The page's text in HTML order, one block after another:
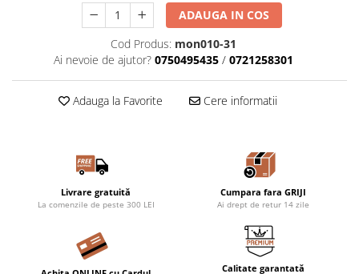
ADAUGA IN COS
Cod Produs: mon010-31
Ai nevoie de ajutor? 0750495435 / 0721258301
Adauga la Favorite Cere informatii
Livrare gratuită
La comenzile de peste 300 LEI
Cumpara fara GRIJI
Ai drept de retur 14 zile
Calitate garantată